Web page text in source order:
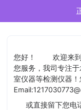
您好！
欢迎来
您服务，我司专注
室仪器等检测仪器
或直接留下您电